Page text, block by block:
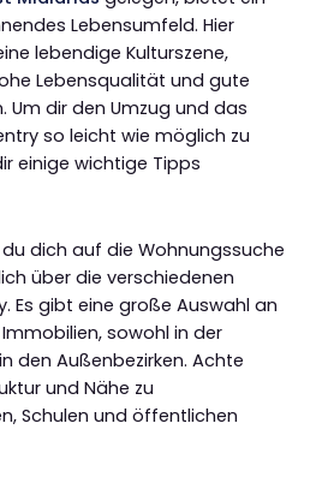
Lebensumfeld. Hier
lebendige Kulturszene,
Lebensqualität und gute
Um dir den Umzug und das
so leicht wie möglich zu
einige wichtige Tipps
dich auf die Wohnungssuche
über die verschiedenen
Es gibt eine große Auswahl an
sowohl in der
den Außenbezirken. Achte
und Nähe zu
Schulen und öffentlichen